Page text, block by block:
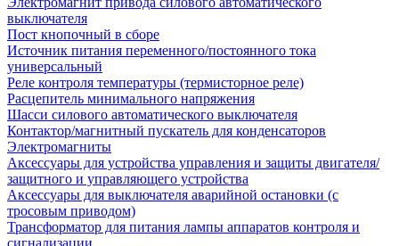
выключателя
Пост кнопочный в сборе
Источник питания переменного/постоянного тока
универсальный
Реле контроля температуры (термисторное реле)
Расцепитель минимального напряжения
Шасси силового автоматического выключателя
Контактор/магнитный пускатель для конденсаторов
Электромагниты
Аксессуары для устройства управления и защиты двигателя/
защитного и управляющего устройства
Аксессуары для выключателя аварийной остановки (с
тросовым приводом)
Трансформатор для питания лампы аппаратов контроля и
сигнализации